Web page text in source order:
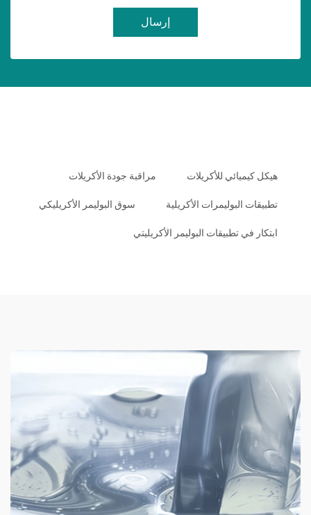
إرسال
هيكل كيميائي للأكريلات مراقبة جودة الأكريلات
تطبيقات البوليمرات الأكريلية سوق البوليمر الأكريليكي
ابتكار في تطبيقات البوليمر الأكريليتي